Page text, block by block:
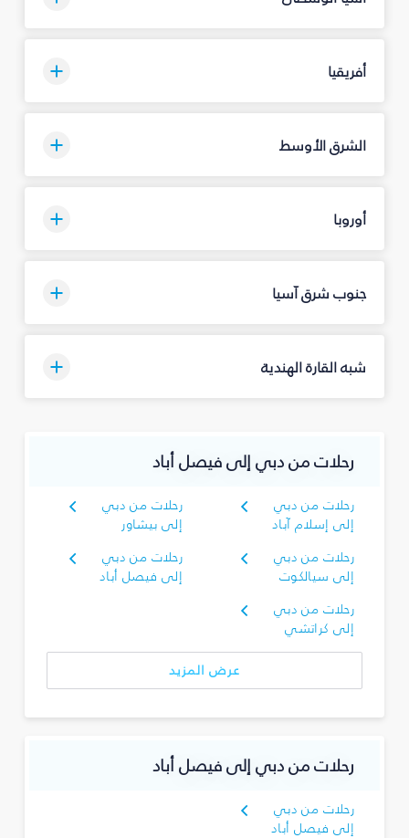
أفريقيا
الشرق الأوسط
أوروبا
جنوب شرق آسيا
شبه القارة الهندية
رحلات من دبي إلى فيصل أباد
رحلات من دبي
إلى إسلام آباد
رحلات من دبي
إلى بيشاور
رحلات من دبي
إلى سيالكوت
رحلات من دبي
إلى فيصل أباد
رحلات من دبي
إلى كراتشي
عرض المزيد
رحلات من دبي إلى فيصل أباد
رحلات من دبي
إلى فيصل أباد